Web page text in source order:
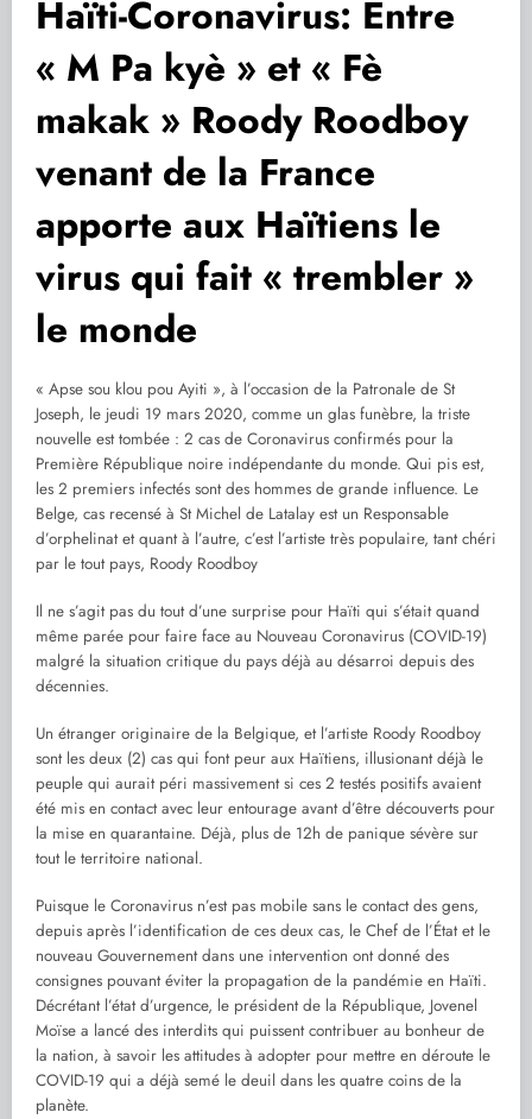
Haïti-Coronavirus: Entre
« M Pa kyè » et « Fè
makak » Roody Roodboy
venant de la France
apporte aux Haïtiens le
virus qui fait « trembler »
le monde
« Apse sou klou pou Ayiti », à l’occasion de la Patronale de St
Joseph, le jeudi 19 mars 2020, comme un glas funèbre, la triste
nouvelle est tombée : 2 cas de Coronavirus confirmés pour la
Première République noire indépendante du monde. Qui pis est,
les 2 premiers infectés sont des hommes de grande influence. Le
Belge, cas recensé à St Michel de Latalay est un Responsable
d’orphelinat et quant à l’autre, c’est l’artiste très populaire, tant chéri
par le tout pays, Roody Roodboy
Il ne s’agit pas du tout d’une surprise pour Haïti qui s’était quand
même parée pour faire face au Nouveau Coronavirus (COVID-19)
malgré la situation critique du pays déjà au désarroi depuis des
décennies.
Un étranger originaire de la Belgique, et l’artiste Roody Roodboy
sont les deux (2) cas qui font peur aux Haïtiens, illusionant déjà le
peuple qui aurait péri massivement si ces 2 testés positifs avaient
été mis en contact avec leur entourage avant d’être découverts pour
la mise en quarantaine. Déjà, plus de 12h de panique sévère sur
tout le territoire national.
Puisque le Coronavirus n’est pas mobile sans le contact des gens,
depuis après l’identification de ces deux cas, le Chef de l’État et le
nouveau Gouvernement dans une intervention ont donné des
consignes pouvant éviter la propagation de la pandémie en Haïti.
Décrétant l’état d’urgence, le président de la République, Jovenel
Moïse a lancé des interdits qui puissent contribuer au bonheur de
la nation, à savoir les attitudes à adopter pour mettre en déroute le
COVID-19 qui a déjà semé le deuil dans les quatre coins de la
planète.